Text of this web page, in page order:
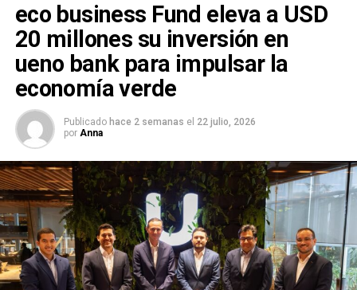
eco business Fund eleva a USD
20 millones su inversión en
ueno bank para impulsar la
economía verde
Publicado hace 2 semanas el 22 julio, 2026
por Anna